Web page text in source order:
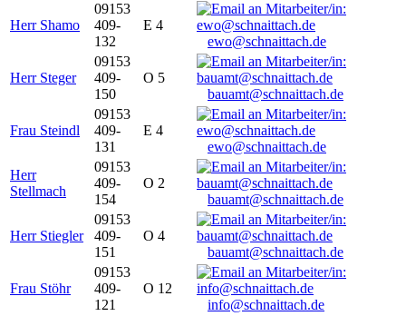
Herr Shamo
09153
409-
132
E 4
ewo@schnaittach.de
Herr Steger
09153
409-
150
O 5
bauamt@schnaittach.de
Frau Steindl
09153
409-
131
E 4
ewo@schnaittach.de
Herr
Stellmach
09153
409-
154
O 2
bauamt@schnaittach.de
Herr Stiegler
09153
409-
151
O 4
bauamt@schnaittach.de
Frau Stöhr
09153
409-
121
O 12
info@schnaittach.de